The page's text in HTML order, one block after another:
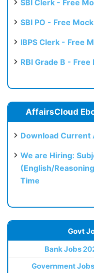
SBI Clerk - Free
SBI PO - Free
IBPS Clerk - Free
RBI Grade B -
AffairsCloud
Download Current
We are Hiring:
(English/
Time
Govt
Bank Jobs
Government